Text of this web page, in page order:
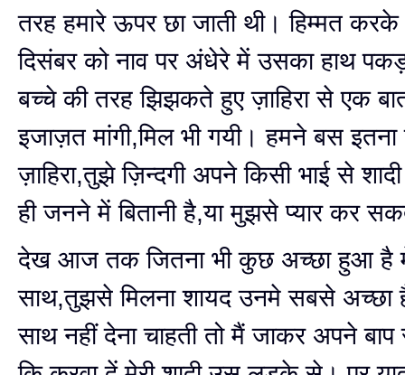
तरह हमारे ऊपर छा जाती थी। हिम्मत करके
दिसंबर को नाव पर अंधेरे में उसका हाथ
बच्चे की तरह झिझकते हुए ज़ाहिरा से एक
इजाज़त मांगी,मिल भी गयी। हमने बस
ज़ाहिरा,तुझे ज़िन्दगी अपने किसी भाई से
ही जनने में बितानी है,या मुझसे प्यार कर
देख आज तक जितना भी कुछ अच्छा हुआ है
साथ,तुझसे मिलना शायद उनमे सबसे
साथ नहीं देना चाहती तो मैं जाकर अपने